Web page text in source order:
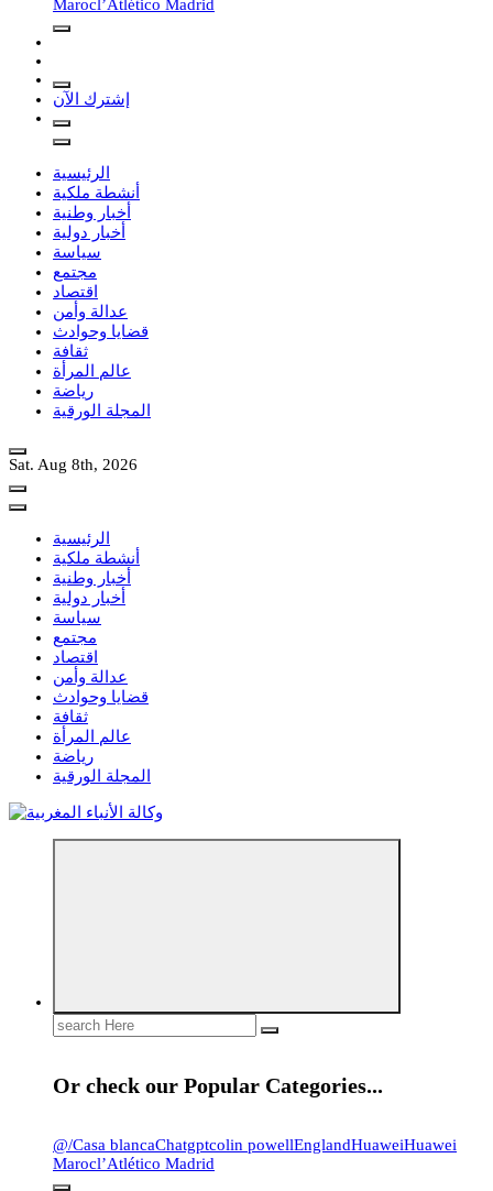
Marocl’Atlético Madrid
إشترك الآن
الرئيسية
أنشطة ملكية
أخبار وطنية
أخبار دولية
سياسة
مجتمع
اقتصاد
عدالة وأمن
قضايا وحوادث
ثقافة
عالم المرأة
رياضة
المجلة الورقية
Sat. Aug 8th, 2026
الرئيسية
أنشطة ملكية
أخبار وطنية
أخبار دولية
سياسة
مجتمع
اقتصاد
عدالة وأمن
قضايا وحوادث
ثقافة
عالم المرأة
رياضة
المجلة الورقية
Search
for:
Or check our Popular Categories...
@/Casa blancaChatgptcolin powellEnglandHuaweiHuawei
Marocl’Atlético Madrid